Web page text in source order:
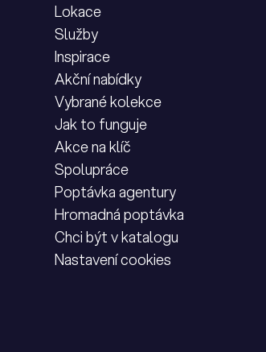
Lokace
Služby
Inspirace
Akční nabídky
Vybrané kolekce
Jak to funguje
Akce na klíč
Spolupráce
Poptávka agentury
Hromadná poptávka
Chci být v katalogu
Nastavení cookies